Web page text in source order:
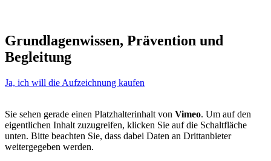
Grundlagenwissen, Prävention und
Begleitung
Ja, ich will die Aufzeichnung kaufen
Sie sehen gerade einen Platzhalterinhalt von Vimeo. Um auf den
eigentlichen Inhalt zuzugreifen, klicken Sie auf die Schaltfläche
unten. Bitte beachten Sie, dass dabei Daten an Drittanbieter
weitergegeben werden.